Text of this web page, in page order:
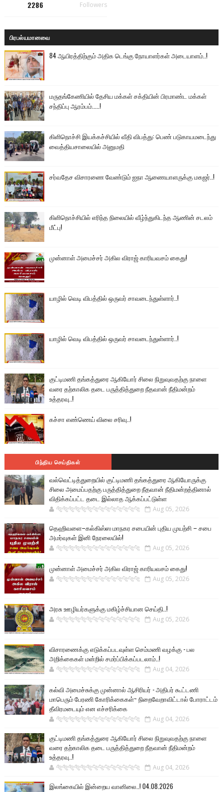
2286 Followers
பிரபல்யமானவை
84 ஆயிரத்திற்கும் அதிக டெங்கு நோயாளர்கள் அடையாளம்..!
மருதங்கேணியில் தேசிய மக்கள் சக்தியின் பிரமாண்ட மக்கள்
சந்திப்பு ஆரம்பம்.....!
கிளிநொச்சி இயக்கச்சியில் வீதி விபத்து: பெண் படுகாயமடைந்து
வைத்தியசாலையில் அனுமதி
சர்வதேச விசாரணை வேண்டும் ஐநா ஆணையாளருக்கு மகஜர்..!
கிளிநொச்சியில் எரிந்த நிலையில் வீழ்ந்துகிடந்த ஆணின் சடலம்
மீட்பு!
முன்னாள் அமைச்சர் அகில விராஜ் காரியவசம் கைது!
யாழில் வெடி விபத்தில் ஒருவர் சாவடைந்துள்ளார்..!
யாழில் வெடி விபத்தில் ஒருவர் சாவடைந்துள்ளார்..!
குட்டிமணி தங்கத்துரை ஆகியோர் சிலை நிறுவுவதற்கு நாளை
வரை தற்காலிக தடை பருத்தித்துறை நீதவான் நீதிமன்றம்
உத்தரவு..!
கச்சா எண்ணெய் விலை சரிவு..!
பிந்திய செய்திகள்
வல்வெட்டித்துறையில் குட்டிமணி தங்கத்துரை ஆகியோருக்கு
சிலை அமைப்பதற்கு பருத்தித்துறை நீதவான் நீதிமன்றத்தினால்
விதிக்கப்பட்ட தடை இல்லாத ஆக்கப்பட்டுள்ள
🐅🐅🐅🐅🐅🐅🐆🐆🐆🐆🐆🐆🐆🐆 Aug 05, 2026
தெஹிவளை–கல்கிஸ்ஸ மாநகர சபையின் புதிய முயற்சி – சபை
அமர்வுகள் இனி நேரலையில்!
🐅🐅🐅🐅🐅🐅🐆🐆🐆🐆🐆🐆🐆🐆 Aug 05, 2026
முன்னாள் அமைச்சர் அகில விராஜ் காரியவசம் கைது!
🐅🐅🐅🐅🐅🐅🐆🐆🐆🐆🐆🐆🐆🐆 Aug 05, 2026
அரசு ஊழியர்களுக்கு மகிழ்ச்சியான செய்தி..!
🐅🐅🐅🐅🐅🐅🐆🐆🐆🐆🐆🐆🐆🐆 Aug 05, 2026
விசாரணைக்கு எடுக்கப்படவுள்ள செம்மணி வழக்கு - பல
அறிக்கைகள் மன்றில் சமர்ப்பிக்கப்படலாம்..!
🐅🐅🐅🐅🐅🐅🐆🐆🐆🐆🐆🐆🐆🐆 Aug 04, 2026
கல்வி அமைச்சுக்கு முன்னால் ஆசிரியர் - அதிபர் கூட்டணி
மாபெரும் பேரணி கோரிக்கைகள்~ நிறைவேறாவிட்டால் போராட்டம்
தீவிரமடையும் என எச்சரிக்கை
🐅🐅🐅🐅🐅🐅🐆🐆🐆🐆🐆🐆🐆🐆 Aug 04, 2026
குட்டிமணி தங்கத்துரை ஆகியோர் சிலை நிறுவுவதற்கு நாளை
வரை தற்காலிக தடை பருத்தித்துறை நீதவான் நீதிமன்றம்
உத்தரவு..!
🐅🐅🐅🐅🐅🐅🐆🐆🐆🐆🐆🐆🐆🐆 Aug 04, 2026
இலங்கையில் இன்றைய வானிலை..! 04.08.2026